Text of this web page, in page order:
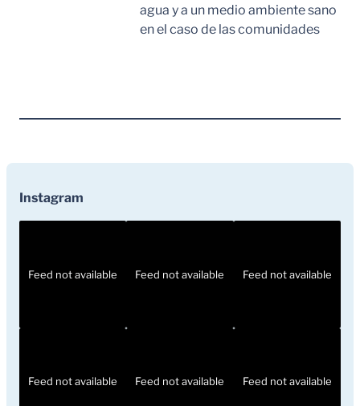
agua y a un medio ambiente sano
en el caso de las comunidades
Instagram
Feed not available Feed not available Feed not available
Feed not available Feed not available Feed not available